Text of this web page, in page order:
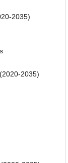
2035)
2035)